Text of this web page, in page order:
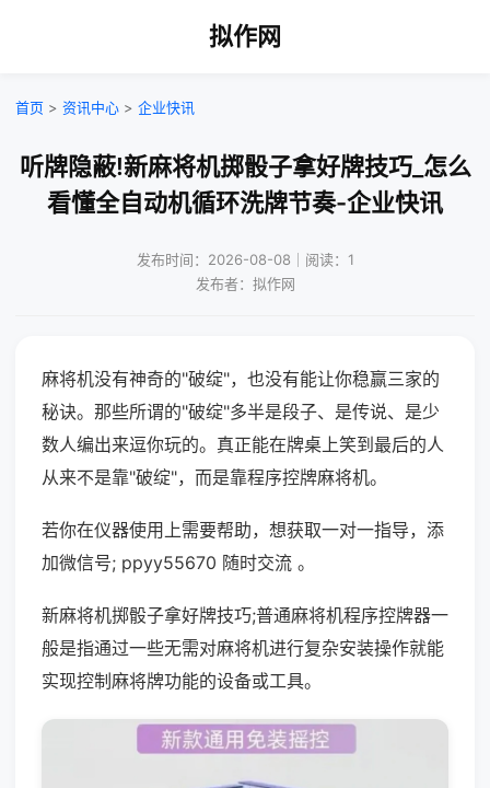
拟作网
首页 > 资讯中心 > 企业快讯
听牌隐蔽!新麻将机掷骰子拿好牌技巧_怎么
看懂全自动机循环洗牌节奏-企业快讯
发布时间：2026-08-08｜阅读：1
发布者：拟作网
麻将机没有神奇的"破绽"，也没有能让你稳赢三家的
秘诀。那些所谓的"破绽"多半是段子、是传说、是少
数人编出来逗你玩的。真正能在牌桌上笑到最后的人
从来不是靠"破绽"，而是靠程序控牌麻将机。
若你在仪器使用上需要帮助，想获取一对一指导，添
加微信号; ppyy55670 随时交流 。
新麻将机掷骰子拿好牌技巧;普通麻将机程序控牌器一
般是指通过一些无需对麻将机进行复杂安装操作就能
实现控制麻将牌功能的设备或工具。